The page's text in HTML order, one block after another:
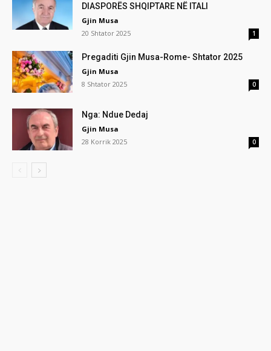
DIASPORËS SHQIPTARE NË ITALI
Gjin Musa
20 Shtator 2025
1
Pregaditi Gjin Musa-Rome- Shtator 2025
Gjin Musa
8 Shtator 2025
0
Nga: Ndue Dedaj
Gjin Musa
28 Korrik 2025
0